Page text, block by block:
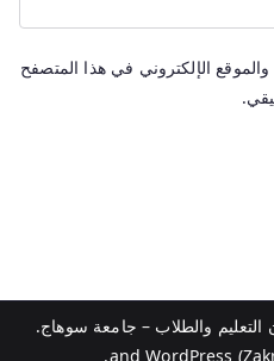
الإلكتروني في هذا المتصفح
والطلاب – جامعة سوهاج.
WordPress
.